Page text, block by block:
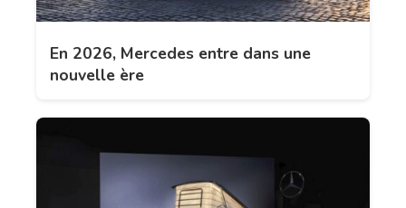
En 2026, Mercedes entre dans une
nouvelle ère